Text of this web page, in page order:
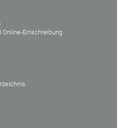
Online-Einschreibung